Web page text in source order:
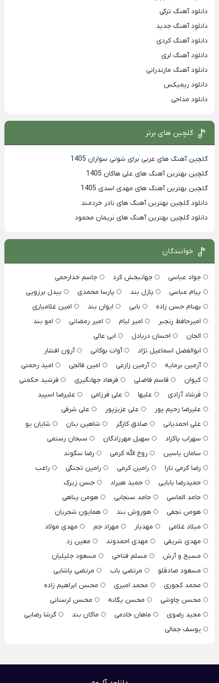
دانلود آهنگ ترکی
دانلود آهنگ جدید
دانلود آهنگ کردی
دانلود آهنگ لری
دانلود آهنگ مازندرانی
دانلود ریمیکس
دانلود مداحی
گلچین های برتر
گلچین آهنگ های عربی برای شوتی سواران 1405
گلچین بهترين آهنگ های علی هاکان 1405
گلچین بهترین آهنگ های مهدی اسدی 1405
دانلود گلچین بهترین آهنگ های نادر خردمند
دانلود گلچین بهترین آهنگ های نریمان محمود
خوانندگان
جواد عباسی جهانبخش کرد
جاسم خدارحمی
پیام عباسی
پازل بند پارسا محمدی
بیدل برزویی
بهنام حسن زاده
بابی ایوان بند
امین غلامیاری
امیرحافظ رنجبر
امیر لیام امیر رمضانی
امو بند
الجان
احسان دریادل
ابی عالی
ابوالفضل اسماعیل نژاد
آوات بوکانی
آرون افشار
آرمین برمایه
آرمین زارعی امین فالجی
امید رحمتی
کیوان
قاسم فاضلی فرهاد جهانگیری
فرشید حکمتی
فرشاد آزادی
علیها علی فرزامی
علیرضا اسپید
علیرضا رحیم پور
علی عزیزپور
علی شرفی
علی احمدیانی
صادق کارگر شاهین بنان
شایان یو
سهراب پاکزاد
سهیل مهرزادگان
سبحان رستمی
سامان یاسین
روح الله کرمی
رضا سگوند
رضا کرمی تارا
رامین کرمی رامین تجنگی
راغب
حمیدرضا بابایی
حمید هیراد
حسن زیرک
حامد الماسی
حامد سنجابی
هومن پناهی
هومن نجفی
هوروش بند
همایون شجریان
میلاد غلامی
مهدیار مهراد جم
مهدی مولاد
مهدی شریفی
مهدی احمدوند
معین زد
مسیح و آرش
مسلم فتاحی
مسعود جلیلیان
مسعود صادقلو
مرتضی باب
مرتضی پاشایی
محمد کجوری
محمد امیری
محسن ابراهیم زاده
محسن چاوشی
محسن یگانه
محسن لرستانی
مجید رضوی
ماهان خادمی ماکان بند
گرشا رضایی
یوسف جمالی